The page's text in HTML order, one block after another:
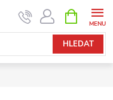
HLEDAT
NÁKUPNÍ
KOŠÍK